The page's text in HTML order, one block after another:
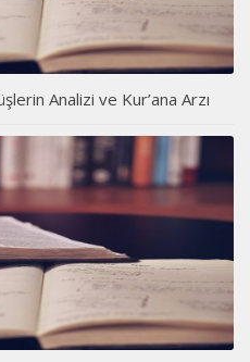
Analizi ve Kur’ana Arzı